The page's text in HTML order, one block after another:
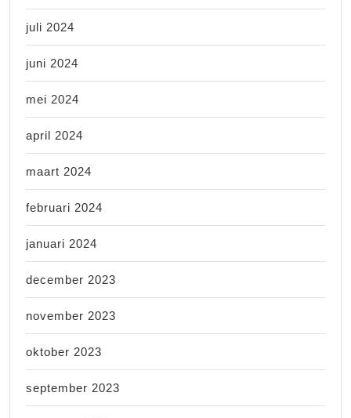
juli 2024
juni 2024
mei 2024
april 2024
maart 2024
februari 2024
januari 2024
december 2023
november 2023
oktober 2023
september 2023